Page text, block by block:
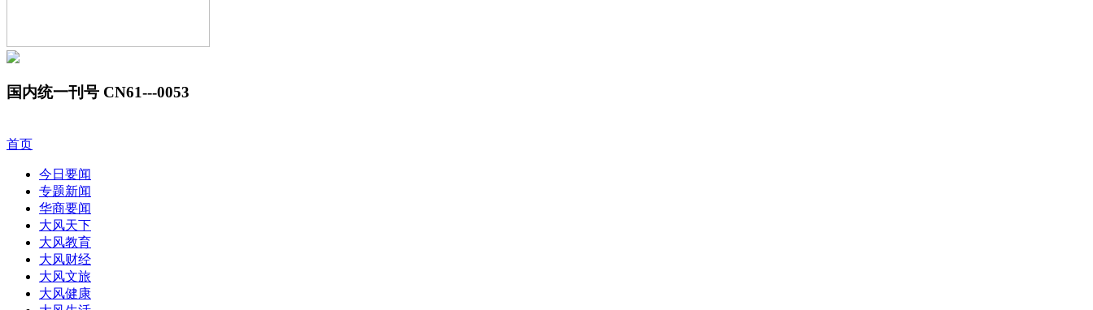
国内统一刊号 CN61---0053
首页
今日要闻
专题新闻
华商要闻
大风天下
大风教育
大风财经
大风文旅
大风健康